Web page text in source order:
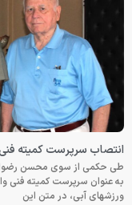
انتصاب سرپرست کمیته
طی حکمی از سوی محسن
به عنوان سرپرست کمیته فنی
ورزشهای آبی، در متن این